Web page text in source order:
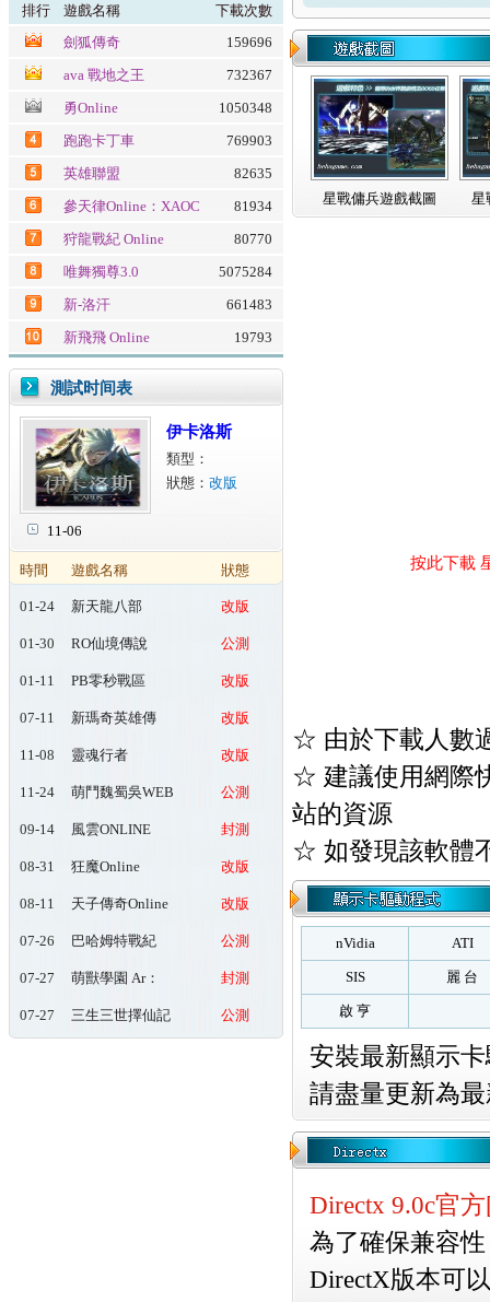
排行 遊戲名稱
下載次數
劍狐傳奇
159696
ava 戰地之王
732367
勇Online
1050348
跑跑卡丁車
769903
英雄聯盟
82635
參天律Online：XAOC
81934
狩龍戰紀 Online
80770
唯舞獨尊3.0
5075284
新-洛汗
661483
新飛飛 Online
19793
測試时间表
11-06
伊卡洛斯
類型：
狀態： 改版
時間 遊戲名稱 狀態
01-24
新天龍八部
改版
01-30
RO仙境傳說
公測
01-11 PB零秒戰區 改版
07-11 新瑪奇英雄傳 改版
11-08 靈魂行者 改版
11-24 萌鬥魏蜀吳WEB 公測
09-14 風雲ONLINE 封測
08-31 狂魔Online 改版
08-11
天子傳奇Online
改版
07-26
巴哈姆特戰紀
公測
07-27
萌獸學園 Ar：
封測
07-27 三生三世擇仙記 公測
星戰傭兵遊戲截圖 星
按此下載
☆ 由於下載人數
☆ 建議使用網際
站的資源
☆ 如發現該軟體
nVidia ATI
SIS 麗 台
啟 亨
安裝最新顯示
請盡量更新為
Directx 9.0c官
為了確保兼容
DirectX版本可